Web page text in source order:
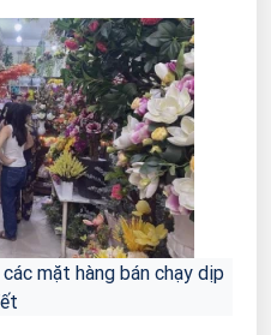
mặt hàng bán chạy dịp